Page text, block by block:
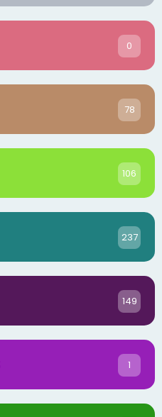
0
78
106
237
149
1